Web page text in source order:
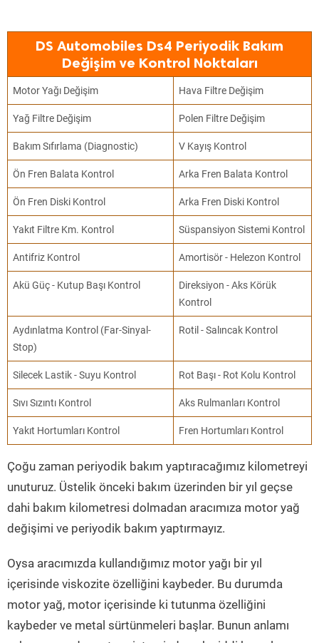
DS Automobiles Ds4 Periyodik Bakım
Değişim ve Kontrol Noktaları
Motor Yağı Değişim Hava Filtre Değişim
Yağ Filtre Değişim Polen Filtre Değişim
Bakım Sıfırlama (Diagnostic) V Kayış Kontrol
Ön Fren Balata Kontrol Arka Fren Balata Kontrol
Ön Fren Diski Kontrol Arka Fren Diski Kontrol
Yakıt Filtre Km. Kontrol Süspansiyon Sistemi Kontrol
Antifriz Kontrol Amortisör - Helezon Kontrol
Akü Güç - Kutup Başı Kontrol
Direksiyon - Aks Körük
Kontrol
Aydınlatma Kontrol (Far-Sinyal-
Stop)
Rotil - Salıncak Kontrol
Silecek Lastik - Suyu Kontrol Rot Başı - Rot Kolu Kontrol
Sıvı Sızıntı Kontrol Aks Rulmanları Kontrol
Yakıt Hortumları Kontrol Fren Hortumları Kontrol
Çoğu zaman periyodik bakım yaptıracağımız kilometreyi
unuturuz. Üstelik önceki bakım üzerinden bir yıl geçse
dahi bakım kilometresi dolmadan aracımıza motor yağ
değişimi ve periyodik bakım yaptırmayız.
Oysa aracımızda kullandığımız motor yağı bir yıl
içerisinde viskozite özelliğini kaybeder. Bu durumda
motor yağ, motor içerisinde ki tutunma özelliğini
kaybeder ve metal sürtünmeleri başlar. Bunun anlamı